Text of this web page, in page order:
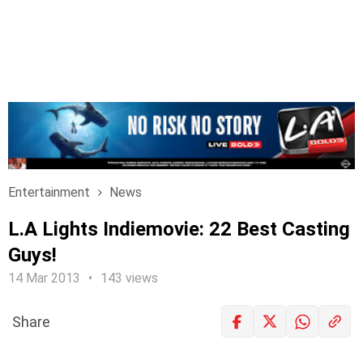
Entertainment News
L.A Lights Indiemovie: 22 Best Casting
Guys!
14 Mar 2013 143 views
Share